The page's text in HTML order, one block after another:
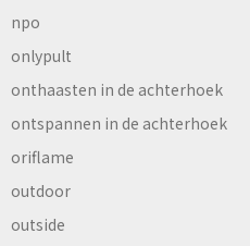
npo
onlypult
onthaasten in de achterhoek
ontspannen in de achterhoek
oriflame
outdoor
outside